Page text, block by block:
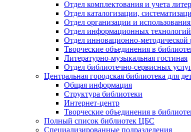
Отдел комплектования и учета
Отдел каталогизации,
Отдел организации и
Отдел информационных технологий
Отдел инновационно-методической
Творческие объединения в
Литературно-музыкальная гостиная
Отдел библиотечно-сервисных
Центральная городская библиотека для
Общая информация
Структура библиотеки
Интернет-центр
Творческие объединения в
Полный список библиотек ЦБС
Специализированные подразделения